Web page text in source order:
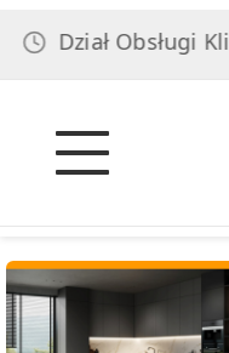
Obsługi Klienta: